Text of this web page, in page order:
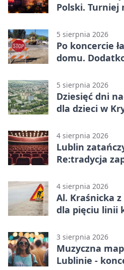
Polski. Turniej
5 sierpnia 2026
Po koncercie
domu.
5 sierpnia 2026
Dziesięć dni
dla dzieci w
4 sierpnia 2026
Lublin
Re:tradycja
4 sierpnia 2026
Al. Kraśnicka
dla pięciu linii
3 sierpnia 2026
Muzyczna
Lublinie -